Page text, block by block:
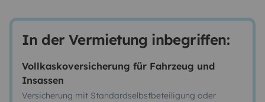
In der Vermietung inbegriffen:
Vollkaskoversicherung für Fahrzeug und
Insassen
Versicherung mit Standardselbstbeteiligung oder